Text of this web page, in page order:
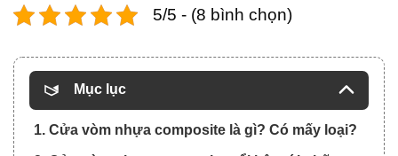
5/5 - (8 bình chọn)
Mục lục
1. Cửa vòm nhựa composite là gì? Có mấy loại?